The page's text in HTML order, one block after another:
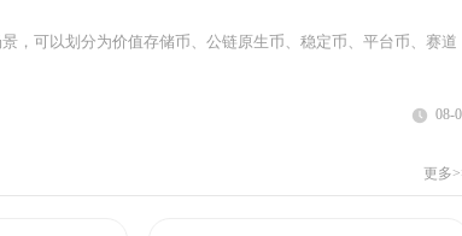
，可以划分为价值存储币、公链原生币、稳定币、平台币、赛道
08-
更多